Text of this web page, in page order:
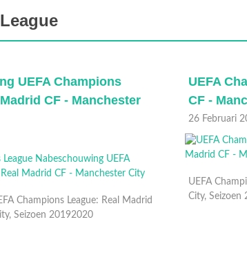
UEFA Champions
CF - Manchester
Champions League: Real Madrid
Seizoen 20192020
UEFA
CF -
26 Februari
UEFA
City, Seizoen